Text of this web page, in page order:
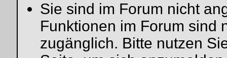
Sie sind im Forum nicht
Funktionen im Forum sind
zugänglich. Bitte nutzen